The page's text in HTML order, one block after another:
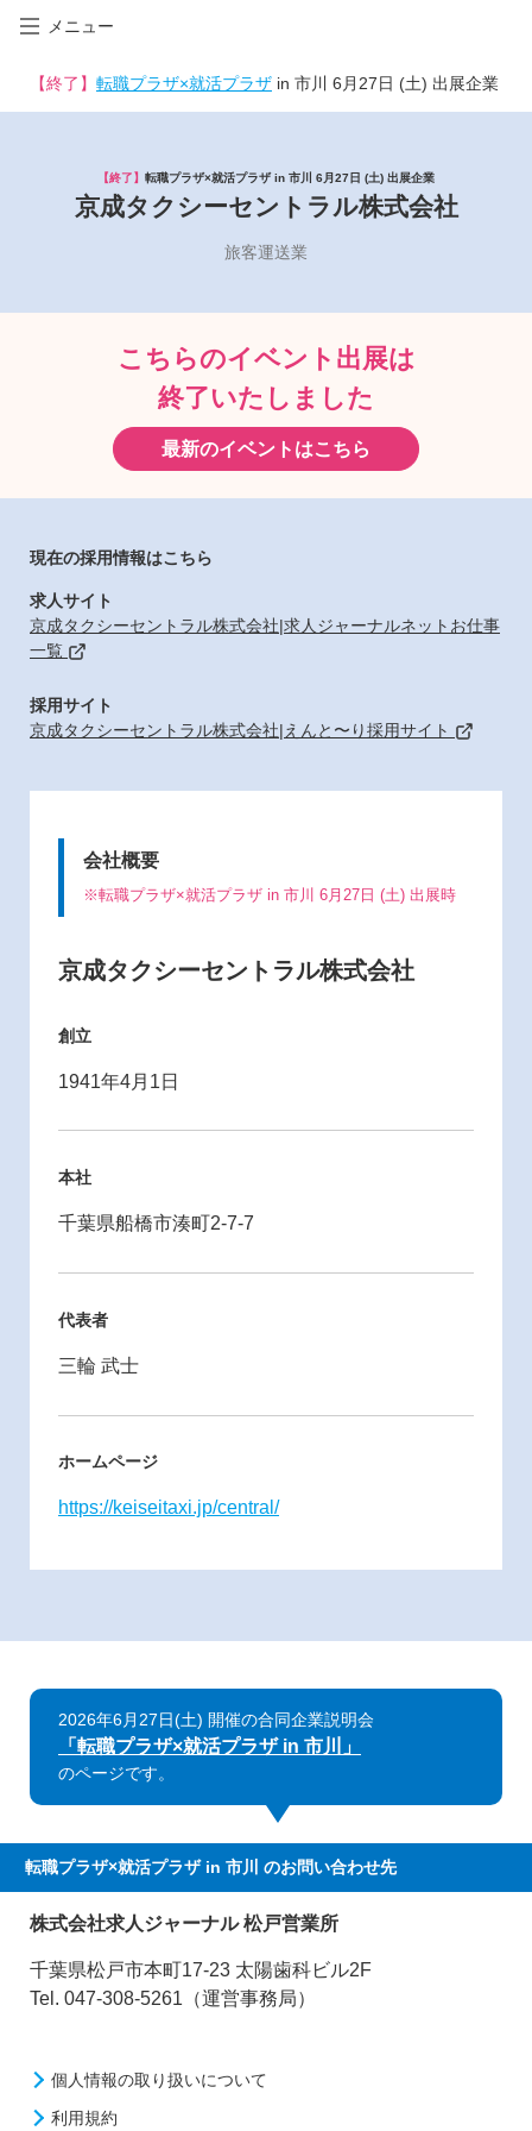
メニュー
【終了】 転職プラザ×就活プラザ in 市川 6月27日 (土) 出展企業
【終了】 転職プラザ×就活プラザ in 市川 6月27日 (土) 出展企業
京成タクシーセントラル株式会社
旅客運送業
こちらのイベント出展は
終了いたしました
最新のイベントはこちら
現在の採用情報はこちら
求人サイト
京成タクシーセントラル株式会社|求人ジャーナルネットお仕事
一覧
採用サイト
京成タクシーセントラル株式会社|えんと〜り採用サイト
会社概要
※転職プラザ×就活プラザ in 市川 6月27日 (土) 出展時
京成タクシーセントラル株式会社
創立
1941年4月1日
本社
千葉県船橋市湊町2-7-7
代表者
三輪 武士
ホームページ
https://keiseitaxi.jp/central/
2026年6月27日(土) 開催の合同企業説明会
「転職プラザ×就活プラザ in 市川」
のページです。
転職プラザ×就活プラザ in 市川 のお問い合わせ先
株式会社求人ジャーナル 松戸営業所
千葉県松戸市本町17-23 太陽歯科ビル2F
Tel. 047-308-5261（運営事務局）
個人情報の取り扱いについて
利用規約